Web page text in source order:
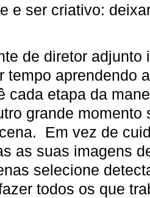
e ser criativo:
de diretor adjunto
tempo aprendendo
cada etapa da
grande momento
Em vez de
as suas imagens
selecione
todos os que